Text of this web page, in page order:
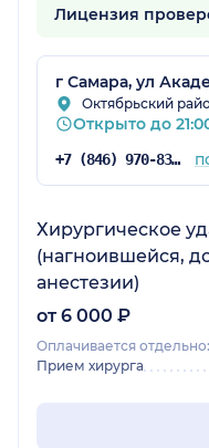
Лицензия
г Самара, ул
Октябрьский
Открыто до
+7 (846) 970-83-45
Хирургическое
(нагноившейся,
анестезии)
от 6 000 ₽
Оплачивается отдельно:
Прием хирурга